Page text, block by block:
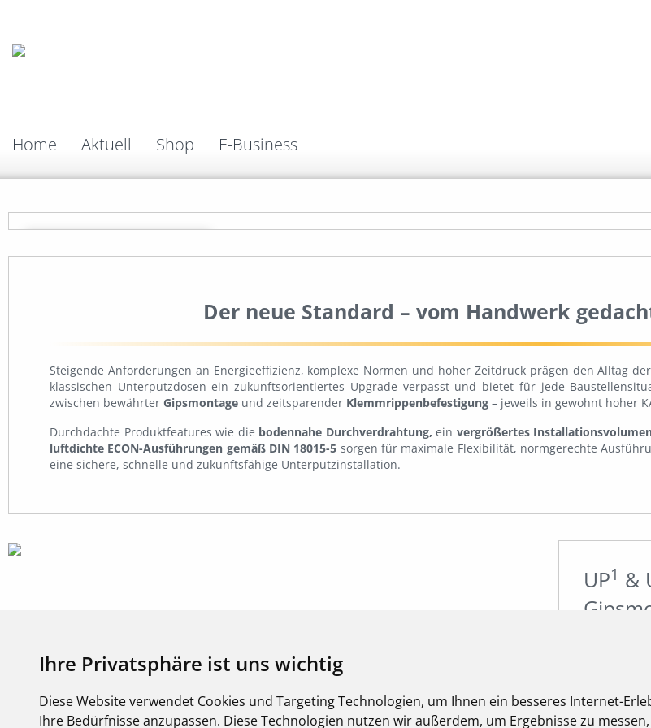
Ihre Privatsphäre ist uns wichtig
Diese Website verwendet Cookies und Targeting Technologien, um Ihnen ein besseres Internet-
Ihre Bedürfnisse anzupassen. Diese Technologien nutzen wir außerdem, um Ergebnisse zu
Home Aktuell Shop E-Business
Der neue Standard – vom Handwerk
Steigende Anforderungen an Energieeffizienz, komplexe Normen und hoher Zeitdruck prägen den Alltag
klassischen Unterputzdosen ein zukunftsorientiertes Upgrade verpasst und bietet für jede
zwischen bewährter Gipsmontage und zeitsparender Klemmrippenbefestigung – jeweils in gewohnt hoher
Durchdachte Produktfeatures wie die bodennahe Durchverdrahtung, ein vergrößertes
luftdichte ECON-Ausführungen gemäß DIN 18015-5 sorgen für maximale Flexibilität, normgerechte
eine sichere, schnelle und zukunftsfähige Unterputzinstallation.
UP1 &